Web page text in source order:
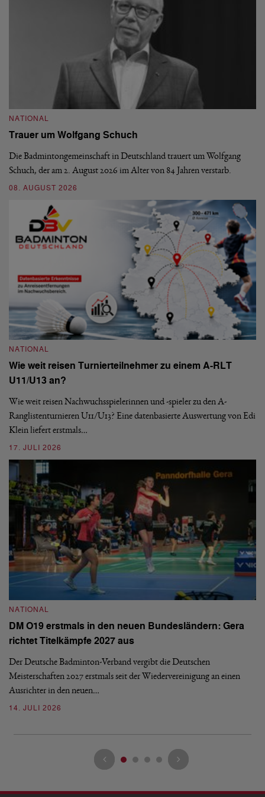
NATIONAL
Trauer um Wolfgang Schuch
Die Badmintongemeinschaft in Deutschland trauert um Wolfgang
Schuch, der am 2. August 2026 im Alter von 84 Jahren verstarb.
08. AUGUST 2026
NATIONAL
Wie weit reisen Turnierteilnehmer zu einem A-RLT
U11/U13 an?
Wie weit reisen Nachwuchsspielerinnen und -spieler zu den A-
Ranglistenturnieren U11/U13? Eine datenbasierte Auswertung von Edi
Klein liefert erstmals…
17. JULI 2026
NATIONAL
DM O19 erstmals in den neuen Bundesländern: Gera
richtet Titelkämpfe 2027 aus
Der Deutsche Badminton-Verband vergibt die Deutschen
Meisterschaften 2027 erstmals seit der Wiedervereinigung an einen
Ausrichter in den neuen…
14. JULI 2026